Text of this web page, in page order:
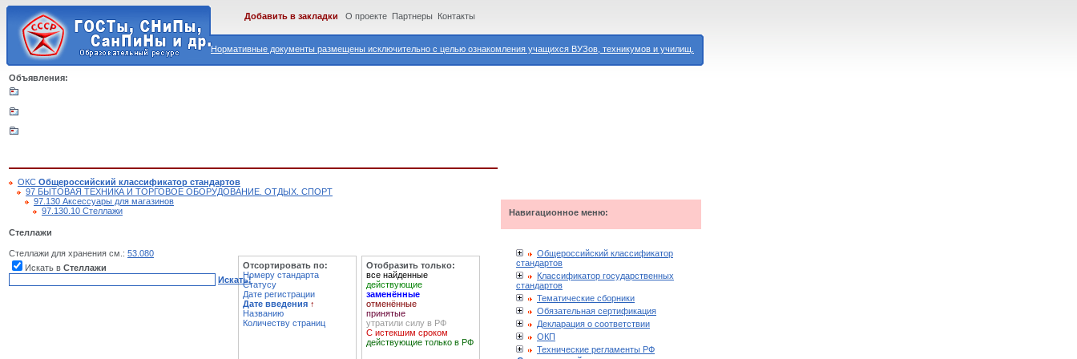
Нормативные документы размещены исключительно с целью ознакомления учащихся ВУЗов, техникумов и училищ.
Добавить в закладки О проекте Партнеры Контакты
Объявления:
ОКС Общероссийский классификатор стандартов
97 БЫТОВАЯ ТЕХНИКА И ТОРГОВОЕ ОБОРУДОВАНИЕ. ОТДЫХ. СПОРТ
97.130 Аксессуары для магазинов
97.130.10 Стеллажи
Стеллажи
Стеллажи для хранения см.: 53.080
Искать в Стеллажи
Искать!
Отсортировать по:
Номеру стандарта
Статусу
Дате регистрации
Дате введения ↑
Названию
Количеству страниц
Отобразить только:
все найденные
действующие
заменённые
отменённые
принятые
утратили силу в РФ
С истекшим сроком
действующие только в РФ
Навигационное меню:
Общероссийский классификатор
стандартов
Классификатор государственных
стандартов
Тематические сборники
Обязательная сертификация
Декларация о соответствии
ОКП
Технические регламенты РФ